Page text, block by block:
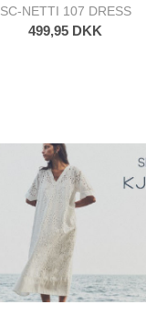
SC-NETTI 107 DRESS
499,95 DKK